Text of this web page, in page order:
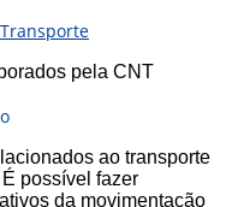
pela CNT
ao transporte
possível fazer
da movimentação